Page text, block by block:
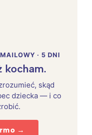
· 5 DNI
kocham.
skąd
dziecka — i co
→